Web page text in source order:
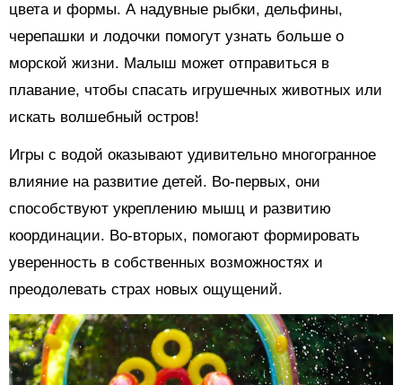
цвета и формы. А надувные рыбки, дельфины,
черепашки и лодочки помогут узнать больше о
морской жизни. Малыш может отправиться в
плавание, чтобы спасать игрушечных животных или
искать волшебный остров!
Игры с водой оказывают удивительно многогранное
влияние на развитие детей. Во-первых, они
способствуют укреплению мышц и развитию
координации. Во-вторых, помогают формировать
уверенность в собственных возможностях и
преодолевать страх новых ощущений.